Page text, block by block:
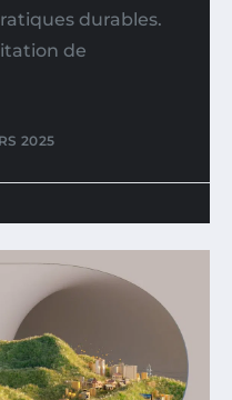
durables.
de
2025